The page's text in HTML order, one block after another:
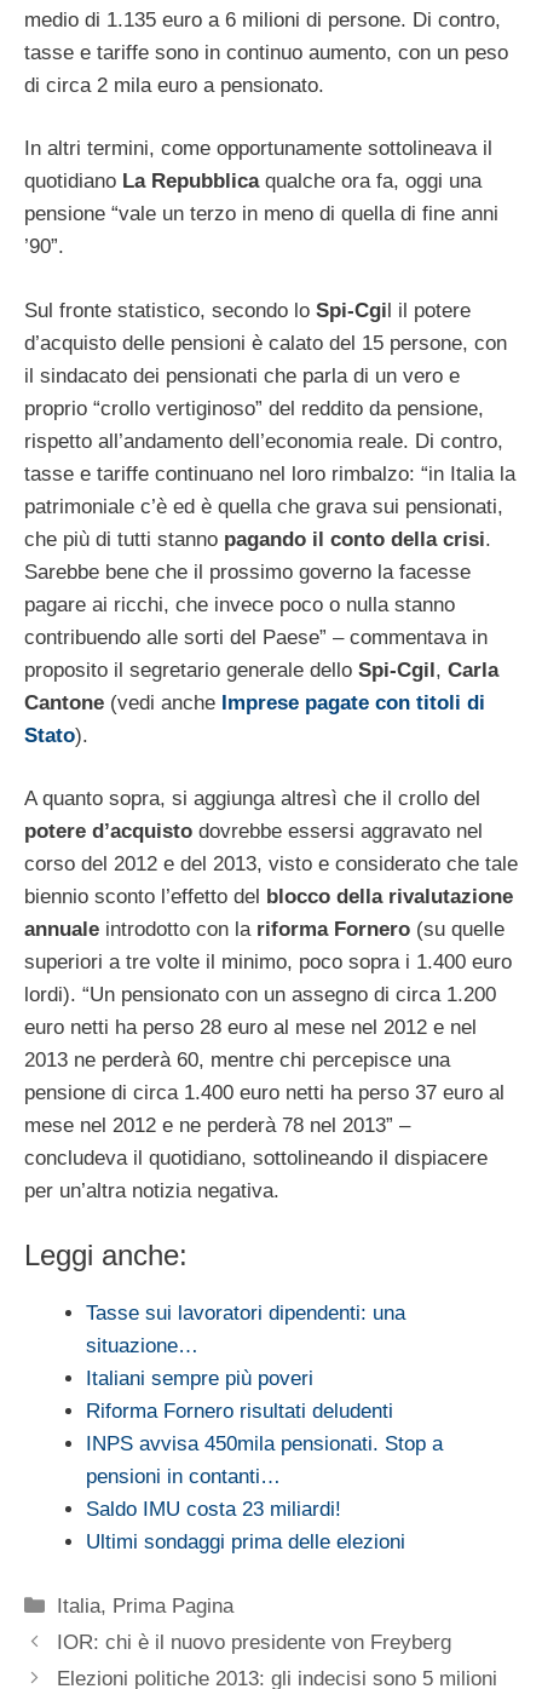
medio di 1.135 euro a 6 milioni di persone. Di contro,
tasse e tariffe sono in continuo aumento, con un peso
di circa 2 mila euro a pensionato.
In altri termini, come opportunamente sottolineava il
quotidiano La Repubblicaqualche ora fa, oggi una
pensione “vale un terzo in meno di quella di fine anni
’90”.
Sul fronte statistico, secondo lo Spi-Cgil il potere
d’acquisto delle pensioni è calato del 15 persone, con
il sindacato dei pensionati che parla di un vero e
proprio “crollo vertiginoso” del reddito da pensione,
rispetto all’andamento dell’economia reale. Di contro,
tasse e tariffe continuano nel loro rimbalzo: “in Italia la
patrimoniale c’è ed è quella che grava sui pensionati,
che più di tutti stanno pagando il conto della crisi.
Sarebbe bene che il prossimo governo la facesse
pagare ai ricchi, che invece poco o nulla stanno
contribuendo alle sorti del Paese” – commentava in
proposito il segretario generale dello Spi-Cgil, Carla
Cantone (vedi anche Imprese pagate con titoli di
Stato).
A quanto sopra, si aggiunga altresì che il crollo del
potere d’acquisto dovrebbe essersi aggravato nel
corso del 2012 e del 2013, visto e considerato che tale
biennio sconto l’effetto del blocco della rivalutazione
annuale introdotto con la riforma Fornero (su quelle
superiori a tre volte il minimo, poco sopra i 1.400 euro
lordi). “Un pensionato con un assegno di circa 1.200
euro netti ha perso 28 euro al mese nel 2012 e nel
2013 ne perderà 60, mentre chi percepisce una
pensione di circa 1.400 euro netti ha perso 37 euro al
mese nel 2012 e ne perderà 78 nel 2013” –
concludeva il quotidiano, sottolineando il dispiacere
per un’altra notizia negativa.
Leggi anche:
Tasse sui lavoratori dipendenti: una
situazione…
Italiani sempre più poveri
Riforma Fornero risultati deludenti
INPS avvisa 450mila pensionati. Stop a
pensioni in contanti…
Saldo IMU costa 23 miliardi!
Ultimi sondaggi prima delle elezioni
Categorie
Italia, Prima Pagina
IOR: chi è il nuovo presidente von Freyberg
Elezioni politiche 2013: gli indecisi sono 5 milioni